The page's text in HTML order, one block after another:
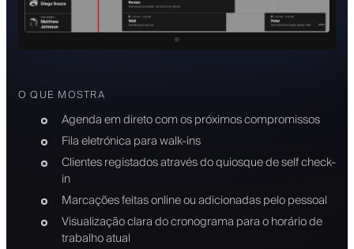
O QUE MOSTRA
Agenda em direto com os próximos compromissos
Fila eletrónica para walk-ins
Clientes registados através do quiosque de self check-
in
Marcações feitas online ou adicionadas pelo pessoal
Visualização clara do cronograma para o horário de
trabalho atual